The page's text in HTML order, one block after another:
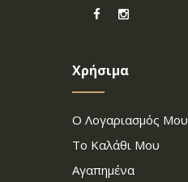
Χρήσιμα
Ο Λογαριασμός Μου
Το Καλάθι Μου
Αγαπημένα